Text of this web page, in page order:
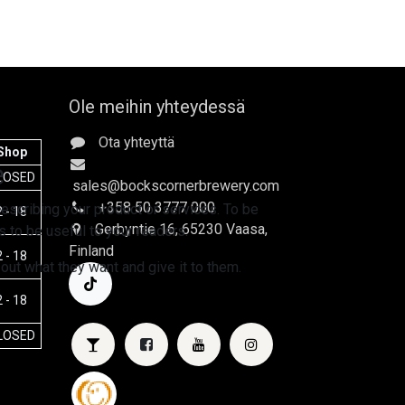
- 18
- 18
- 18
Ole meihin yhteydessä
Ota yhteyttä
sales@bockscornerbrewery.com
+358 50 3777 000
Gerbyntie 16, 65230 Vaasa,
Finland
your product or services. To be
to be useful to your readers.
what they want and give it to them.